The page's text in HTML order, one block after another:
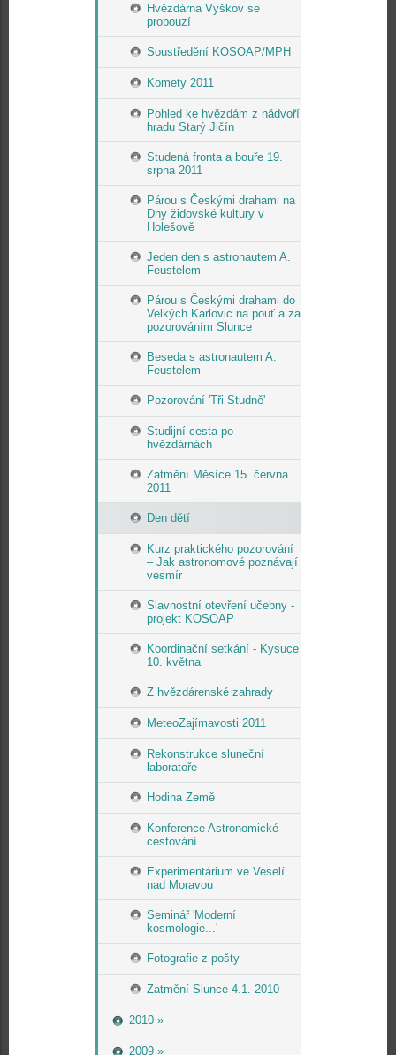
Hvězdárna Vyškov se
probouzí
Soustředění KOSOAP/MPH
Komety 2011
Pohled ke hvězdám z nádvoří
hradu Starý Jičín
Studená fronta a bouře 19.
srpna 2011
Párou s Českými drahami na
Dny židovské kultury v
Holešově
Jeden den s astronautem A.
Feustelem
Párou s Českými drahami do
Velkých Karlovic na pouť a za
pozorováním Slunce
Beseda s astronautem A.
Feustelem
Pozorování 'Tři Studně'
Studijní cesta po
hvězdárnách
Zatmění Měsíce 15. června
2011
Den dětí
Kurz praktického pozorování
– Jak astronomové poznávají
vesmír
Slavnostní otevření učebny -
projekt KOSOAP
Koordinační setkání - Kysuce
10. května
Z hvězdárenské zahrady
MeteoZajímavosti 2011
Rekonstrukce sluneční
laboratoře
Hodina Země
Konference Astronomické
cestování
Experimentárium ve Veselí
nad Moravou
Seminář 'Moderní
kosmologie...'
Fotografie z pošty
Zatmění Slunce 4.1. 2010
2010 »
2009 »